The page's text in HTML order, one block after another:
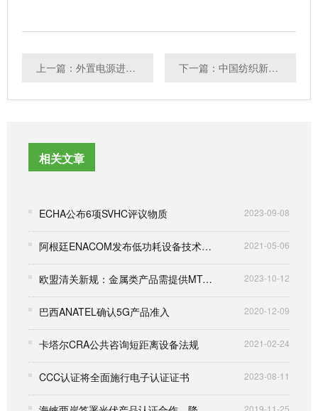
上一篇：外置电源进入智利强制性要求SEC认证 下一篇：中国纺织新标准4月1日开始实施
相关文章
ECHA公布6项SVHC评议物质 2023-09-08
阿根廷ENACOM发布低功耗设备技术标准 2021-05-06
欧盟清关新规：金属类产品需提供MTC证书 2023-10-12
巴西ANATEL确认5G产品准入 2020-12-09
卡塔尔CRA公共咨询短距离设备法规 2021-02-24
CCC认证将全面施行电子认证证书 2023-08-11